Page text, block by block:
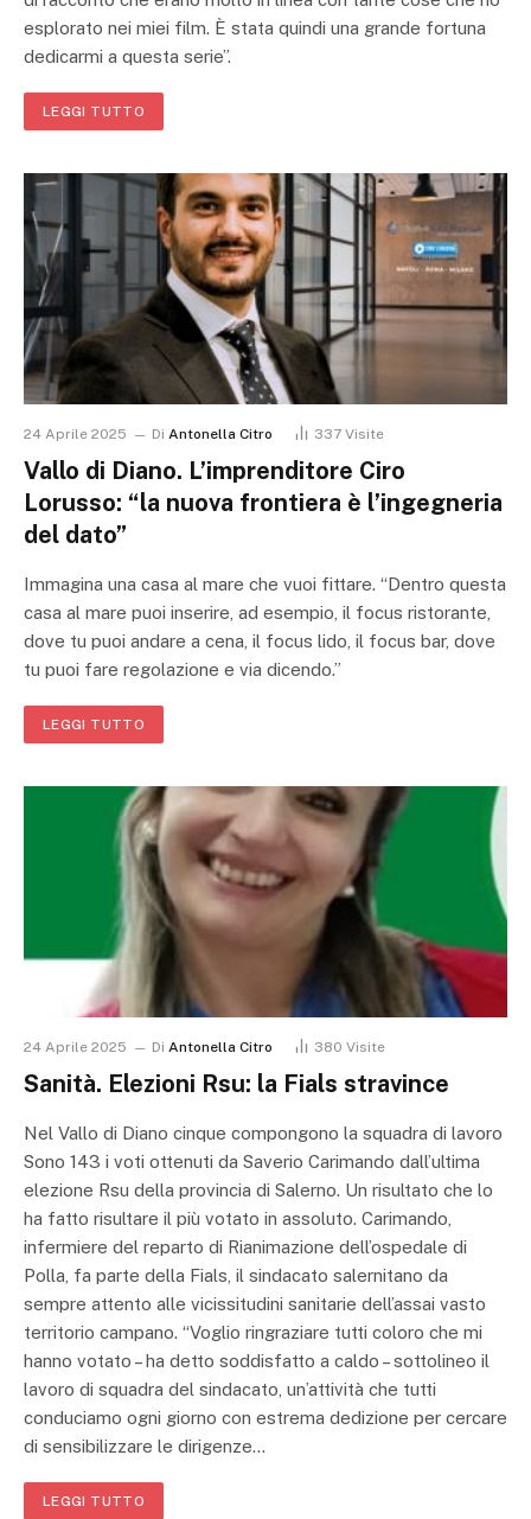
esplorato nei miei film. È stata quindi una grande fortuna
dedicarmi a questa serie”.
LEGGI TUTTO
24 Aprile 2025 Di Antonella Citro 337 Visite
Vallo di Diano. L’imprenditore Ciro
Lorusso: “la nuova frontiera è l’ingegneria
del dato”
Immagina una casa al mare che vuoi fittare. “Dentro questa
casa al mare puoi inserire, ad esempio, il focus ristorante,
dove tu puoi andare a cena, il focus lido, il focus bar, dove
tu puoi fare regolazione e via dicendo.”
LEGGI TUTTO
24 Aprile 2025 Di Antonella Citro 380 Visite
Sanità. Elezioni Rsu: la Fials stravince
Nel Vallo di Diano cinque compongono la squadra di lavoro
Sono 143 i voti ottenuti da Saverio Carimando dall’ultima
elezione Rsu della provincia di Salerno. Un risultato che lo
ha fatto risultare il più votato in assoluto. Carimando,
infermiere del reparto di Rianimazione dell’ospedale di
Polla, fa parte della Fials, il sindacato salernitano da
sempre attento alle vicissitudini sanitarie dell’assai vasto
territorio campano. “Voglio ringraziare tutti coloro che mi
hanno votato – ha detto soddisfatto a caldo – sottolineo il
lavoro di squadra del sindacato, un’attività che tutti
conduciamo ogni giorno con estrema dedizione per cercare
di sensibilizzare le dirigenze…
LEGGI TUTTO